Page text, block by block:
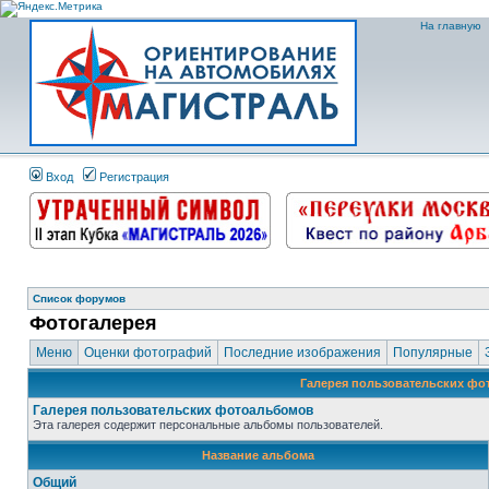
На главную
Вход Регистрация
Список форумов
Фотогалерея
Меню Оценки фотографий Последние изображения Популярные
Галерея пользовательских
Галерея пользовательских фотоальбомов
Эта галерея содержит персональные альбомы пользователей.
Название альбома
Общий